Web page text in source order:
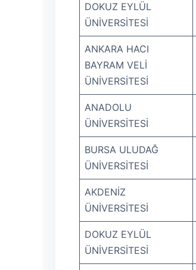
DOKUZ EYLÜL
ÜNİVERSİTESİ
ANKARA HACI
BAYRAM VELİ
ÜNİVERSİTESİ
ANADOLU
ÜNİVERSİTESİ
BURSA ULUDAĞ
ÜNİVERSİTESİ
AKDENİZ
ÜNİVERSİTESİ
DOKUZ EYLÜL
ÜNİVERSİTESİ